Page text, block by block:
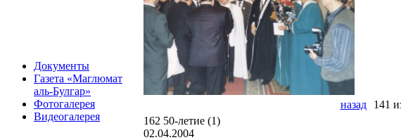
Документы
Газета «Маглюмат
аль-Булгар»
Фотогалерея
Видеогалерея
назад 141
162 50-летие (1)
02.04.2004